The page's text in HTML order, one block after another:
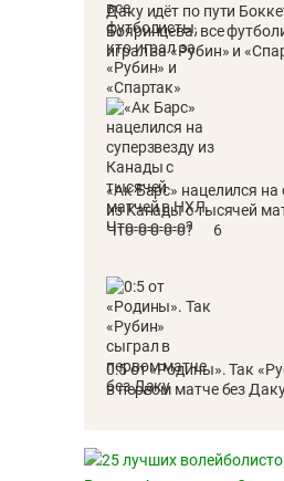
Даку идёт по пути
Бояринцева: все
играл за «Рубин» и
«Ак Барс» нацелился на
из Канады с тысячей
Что-о-о-о-о?
6
0:5 от «Родины». Так
в первом матче без